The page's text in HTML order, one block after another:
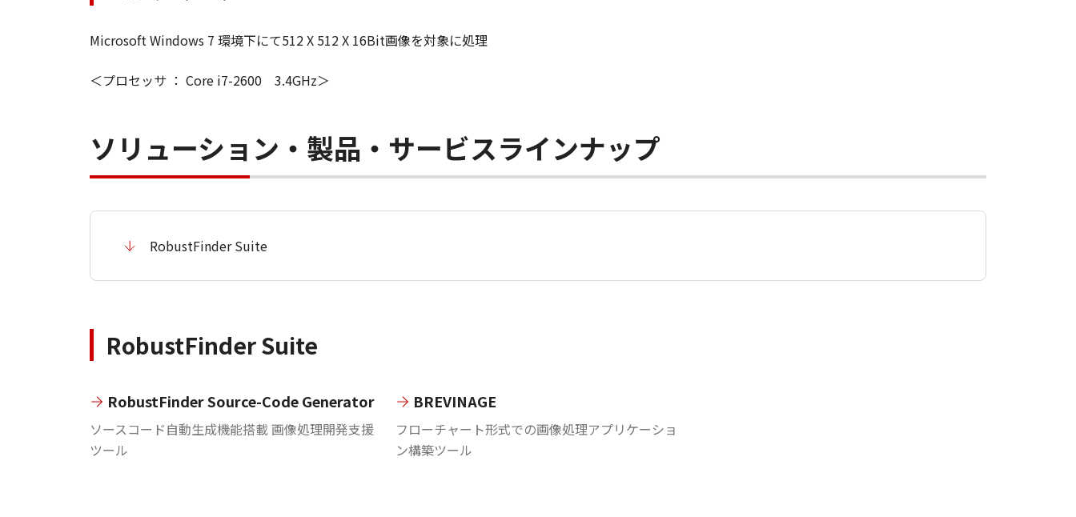
Microsoft Windows 7 環境下にて512 X 512 X 16Bit画像を対象に処理
＜プロセッサ ： Core i7-2600 3.4GHz＞
ソリューション・製品・サービスラインナップ
RobustFinder Suite
RobustFinder Suite
RobustFinder Source-Code Generator
ソースコード自動生成機能搭載 画像処理開発支援
ツール
BREVINAGE
フローチャート形式での画像処理アプリケーショ
ン構築ツール